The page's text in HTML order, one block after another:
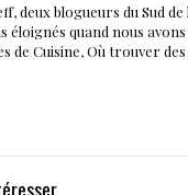
deux blogueurs du Sud
éloignés quand nous
de Cuisine, Où trouver